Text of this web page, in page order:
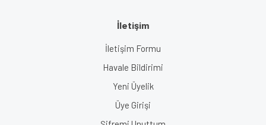
İletişim
İletişim Formu
Havale Bildirimi
Yeni Üyelik
Üye Girişi